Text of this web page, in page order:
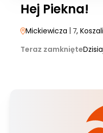
Hej Piekna!
Mickiewicza | 7,
Teraz zamknięte